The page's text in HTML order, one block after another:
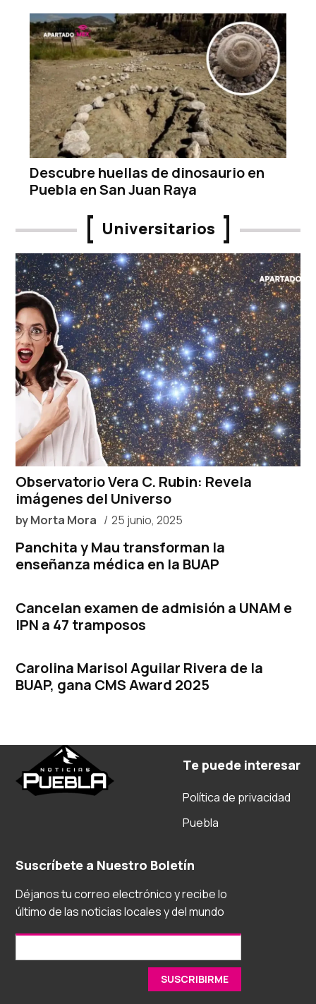
Descubre huellas de dinosaurio en
Puebla en San Juan Raya
Universitarios
Observatorio Vera C. Rubin: Revela
imágenes del Universo
byMorta Mora 25 junio, 2025
Panchita y Mau transforman la
enseñanza médica en la BUAP
Cancelan examen de admisión a UNAM e
IPN a 47 tramposos
Carolina Marisol Aguilar Rivera de la
BUAP, gana CMS Award 2025
Te puede interesar
Política de privacidad
Puebla
Suscríbete a Nuestro Boletín
Déjanos tu correo electrónico y recibe lo
último de las noticias locales y del mundo